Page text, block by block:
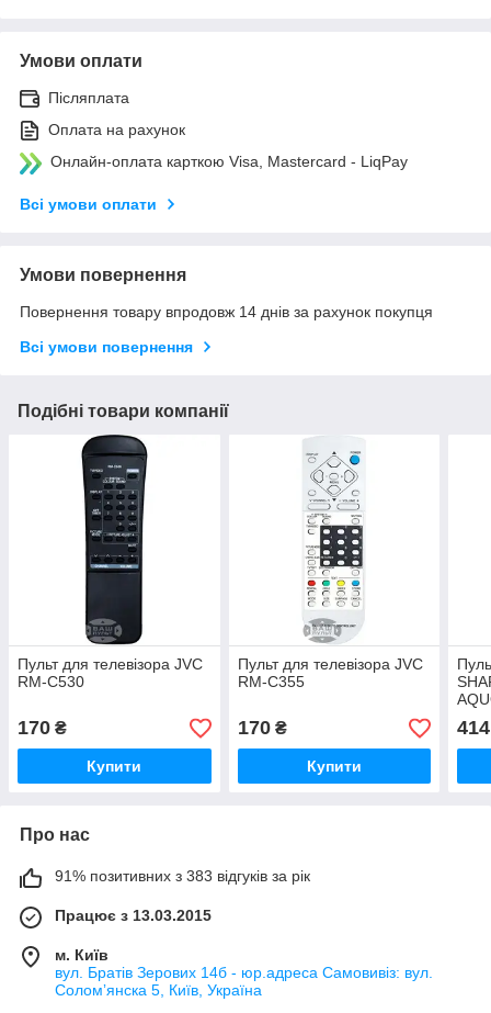
Умови оплати
Післяплата
Оплата на рахунок
Онлайн-оплата карткою Visa, Mastercard - LiqPay
Всі умови оплати
Умови повернення
Повернення товару впродовж 14 днів за рахунок покупця
Всі умови повернення
Подібні товари компанії
Пульт для телевізора JVC
RM-C530
170 ₴
Купити
Пульт для телевізора JVC
RM-C355
170₴
Купити
414
Про нас
91% позитивних з 383 відгуків за рік
Працює з 13.03.2015
м. Київ
вул. Братів Зерових 14б - юр.адреса Самовивіз: вул.
Соломʼянска 5, Київ, Україна